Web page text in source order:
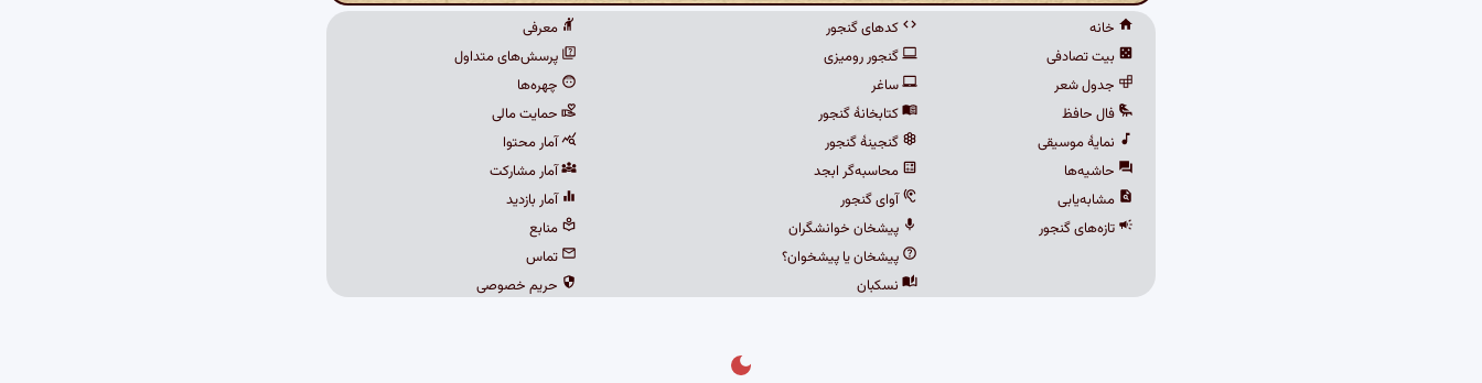
خانه
بیت تصادفی
جدول شعر
فال حافظ
نمایهٔ موسیقی
حاشیه‌ها
مشابه‌یابی
تازه‌های گنجور
کدهای گنجور
گنجور رومیزی
ساغر
کتابخانهٔ گنجور
گنجینهٔ گنجور
محاسبه‌گر ابجد
آوای گنجور
پیشخان خوانشگران
پیشخان یا پیشخوان؟
نسکبان
معرفی
پرسش‌های متداول
چهره‌ها
حمایت مالی
آمار محتوا
آمار مشارکت
آمار بازدید
منابع
تماس
حریم خصوصی